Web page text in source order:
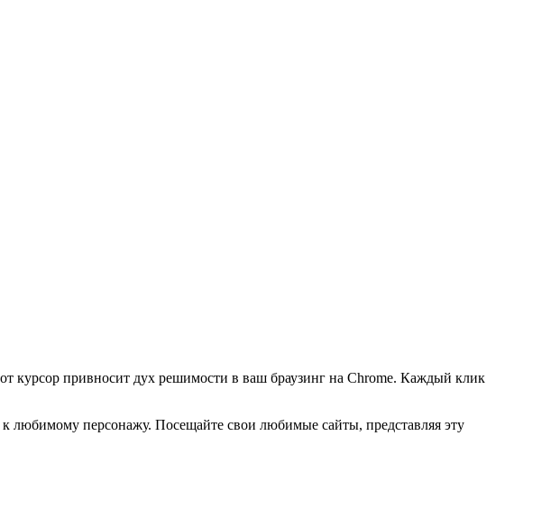
курсор привносит дух решимости в ваш браузинг на Chrome. Каждый клик
любимому персонажу. Посещайте свои любимые сайты, представляя эту